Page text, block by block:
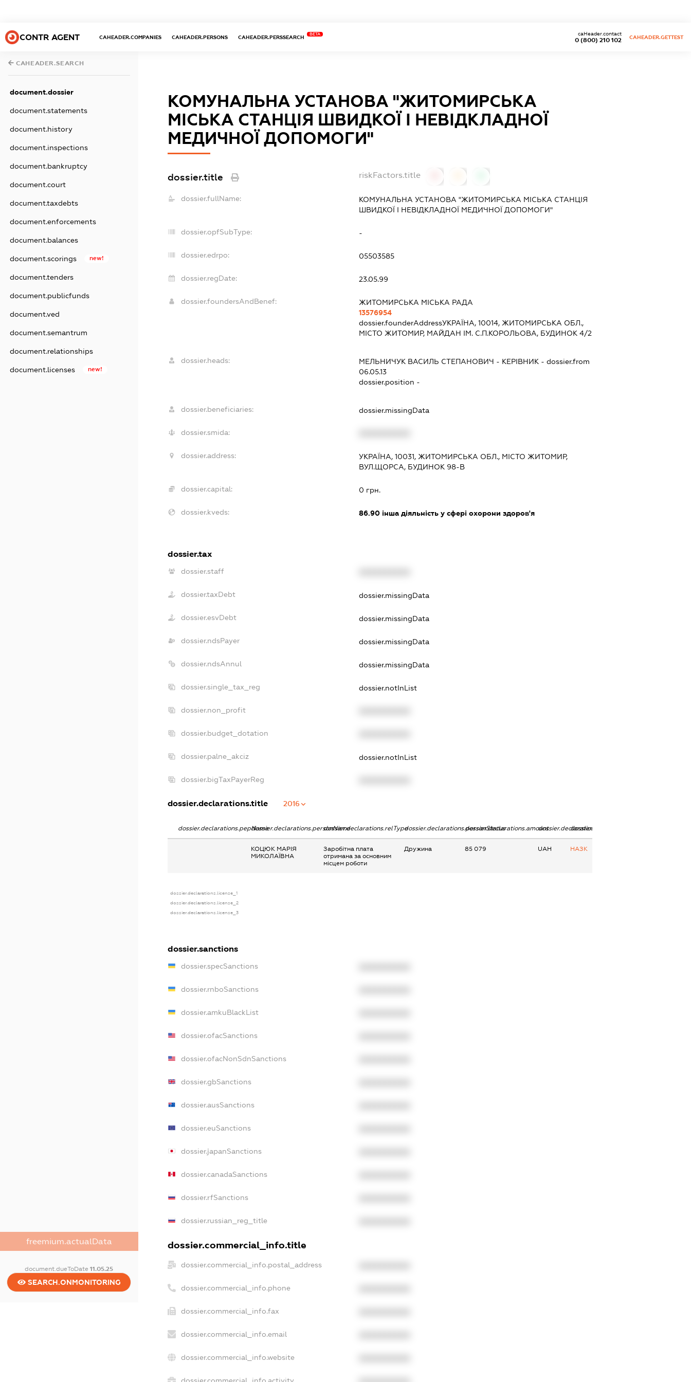
CONTR AGENT CAHEADER.COMPANIES CAHEADER.PERSONS CAHEADER.PERSSEARCH
BETA
0 (800) 210 102
caHeader.contact
CAHEADER.GETTEST
CAHEADER.SEARCH
document.dossier
document.statements
document.history
document.inspections
document.bankruptcy
document.court
document.taxdebts
document.enforcements
document.balances
document.scorings new!
document.tenders
document.publicfunds
document.ved
document.semantrum
document.relationships
document.licenses new!
freemium.actualData
document.dueToDate11.05.25
SEARCH.ONMONITORING
КОМУНАЛЬНА УСТАНОВА "ЖИТОМИРСЬКА
МІСЬКА СТАНЦІЯ ШВИДКОЇ І НЕВІДКЛАДНОЇ
МЕДИЧНОЇ ДОПОМОГИ"
dossier.title riskFactors.title
dossier.fullName:
КОМУНАЛЬНА УСТАНОВА "ЖИТОМИРСЬКА МІСЬКА СТАНЦІЯ
ШВИДКОЇ І НЕВІДКЛАДНОЇ МЕДИЧНОЇ ДОПОМОГИ"
dossier.opfSubType: -
dossier.edrpo: 05503585
dossier.regDate: 23.05.99
dossier.foundersAndBenef:
ЖИТОМИРСЬКА МІСЬКА РАДА
13576954
dossier.founderAddressУКРАЇНА, 10014, ЖИТОМИРСЬКА ОБЛ.,
МІСТО ЖИТОМИР, МАЙДАН ІМ. С.П.КОРОЛЬОВА, БУДИНОК 4/2
dossier.heads: МЕЛЬНИЧУК ВАСИЛЬ СТЕПАНОВИЧ - КЕРІВНИК - dossier.from
06.05.13
dossier.position -
dossier.beneficiaries: dossier.missingData
dossier.smida:
dossier.address:
УКРАЇНА, 10031, ЖИТОМИРСЬКА ОБЛ., МІСТО ЖИТОМИР,
ВУЛ.ЩОРСА, БУДИНОК 98-В
dossier.capital: 0 грн.
dossier.kveds: 86.90інша діяльність у сфері охорони здоров'я
dossier.tax
dossier.staff
dossier.taxDebt dossier.missingData
dossier.esvDebt dossier.missingData
dossier.ndsPayer dossier.missingData
dossier.ndsAnnul dossier.missingData
dossier.single_tax_reg dossier.notInList
dossier.non_profit
dossier.budget_dotation
dossier.palne_akciz dossier.notInList
dossier.bigTaxPayerReg
dossier.declarations.title 2016
dossier.declarations.pepNamedossier.declarations.personNamedossier.declarations.relTypedossier.declarations.personStatusdossier.declarations.amountdossier.declarations.currency
dossier.declarations.source
КОЦЮК МАРІЯ
МИКОЛАЇВНА
Заробітна плата
отримана за основним
місцем роботи
Дружина 85 079 UAH НАЗК
dossier.declarations.license_1
dossier.declarations.license_2
dossier.declarations.license_3
dossier.sanctions
dossier.specSanctions
dossier.rnboSanctions
dossier.amkuBlackList
dossier.ofacSanctions
dossier.ofacNonSdnSanctions
dossier.gbSanctions
dossier.ausSanctions
dossier.euSanctions
dossier.japanSanctions
dossier.canadaSanctions
dossier.rfSanctions
dossier.russian_reg_title
dossier.commercial_info.title
dossier.commercial_info.postal_address
dossier.commercial_info.phone
dossier.commercial_info.fax
dossier.commercial_info.email
dossier.commercial_info.website